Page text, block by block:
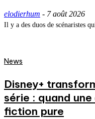
elodierhum - 7 août 2026
Il y a des duos de scénaristes
News
Disney+
série : quand
fiction pure